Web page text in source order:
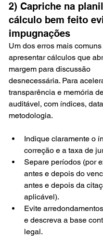
2) Capriche na
cálculo bem feito
impugnações
Um dos erros mais comuns
apresentar cálculos que
margem para discussão
desnecessária. Para
transparência e memória
auditável, com índices,
metodologia.
Indique claramente o
correção e a taxa de
Separe períodos (por
antes e depois do
antes e depois da
aplicável).
Evite
e descreva a base
legal.